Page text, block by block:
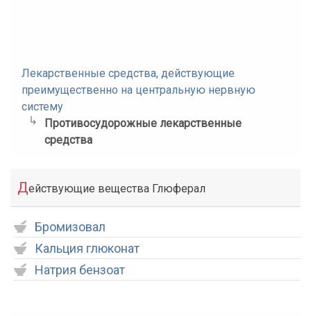
Лекарственные средства, действующие
преимущественно на центральную нервную
систему
Противосудорожные лекарственные
средства
Действующие вещества Глюферал
Бромизовал
Кальция глюконат
Натрия бензоат